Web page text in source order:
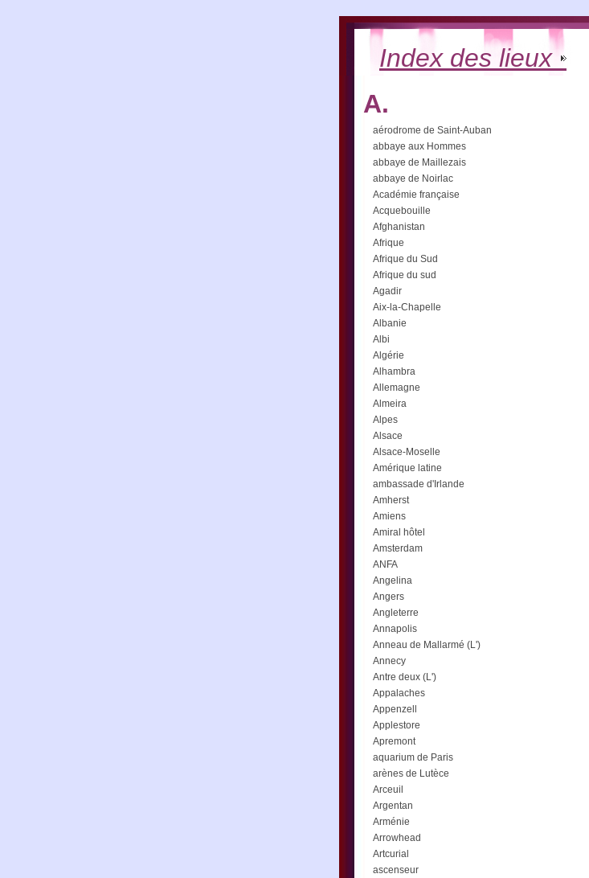
Index des lieux
A.
aérodrome de Saint-Auban
abbaye aux Hommes
abbaye de Maillezais
abbaye de Noirlac
Académie française
Acquebouille
Afghanistan
Afrique
Afrique du Sud
Afrique du sud
Agadir
Aix-la-Chapelle
Albanie
Albi
Algérie
Alhambra
Allemagne
Almeira
Alpes
Alsace
Alsace-Moselle
Amérique latine
ambassade d'Irlande
Amherst
Amiens
Amiral hôtel
Amsterdam
ANFA
Angelina
Angers
Angleterre
Annapolis
Anneau de Mallarmé (L')
Annecy
Antre deux (L')
Appalaches
Appenzell
Applestore
Apremont
aquarium de Paris
arènes de Lutèce
Arceuil
Argentan
Arménie
Arrowhead
Artcurial
ascenseur